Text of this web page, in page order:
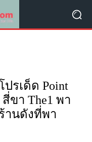
ปรเด็ด Point
ขา The1 พา
านดังที่พา